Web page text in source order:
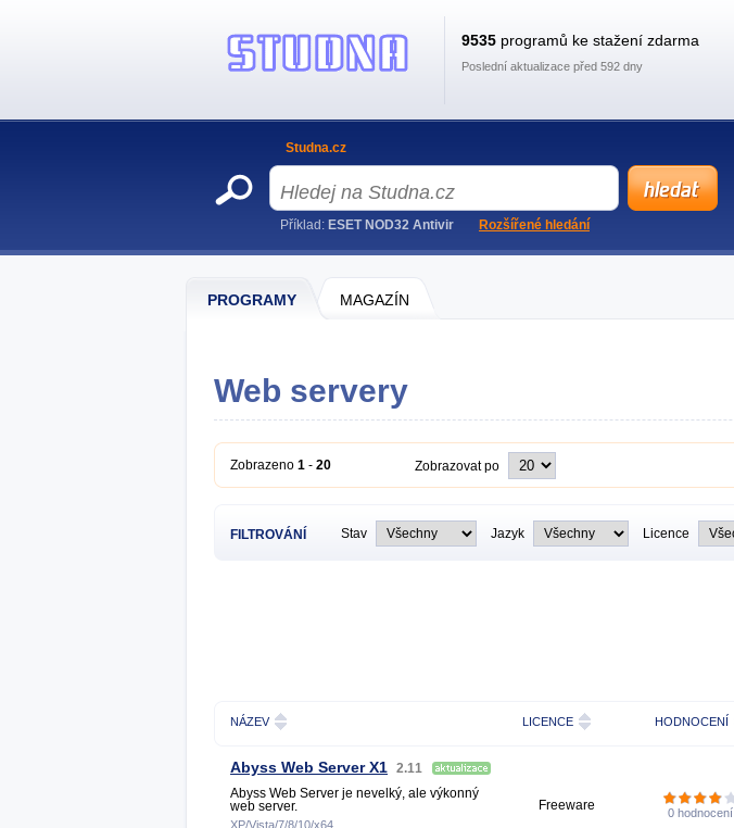
PROGRAMY MAGAZÍN
Web servery
Zobrazeno 1 - 20 Zobrazovat po
FILTROVÁNÍ Stav Jazyk Licence
NÁZEV LICENCE HODNOCENÍ
Abyss Web Server X1 2.11
Abyss Web Server je nevelký, ale výkonný
web server.
XP/Vista/7/8/10/x64
Freeware 0 hodnocení
9535 programů ke stažení zdarma
Poslední aktualizace před 592 dny
Studna.cz
Příklad: ESET NOD32 Antivir Rozšířené hledání